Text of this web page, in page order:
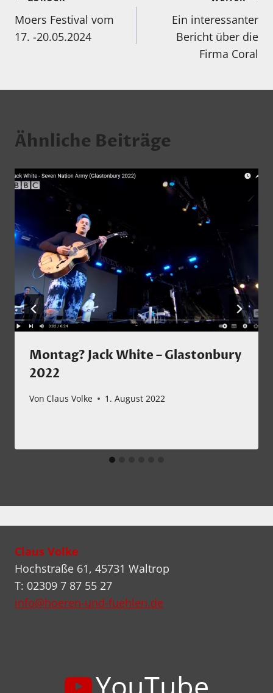
Moers Festival vom
17. -20.05.2024
Ein interessanter
Bericht über die
Firma Coral
Ähnliche Beiträge
Montag? Jack White – Glastonbury
2022
Von Claus Volke 1. August 2022
Claus Volke
Hochstraße 61, 45731 Waltrop
T: 02309 7 87 55 27
info@hoeren-und-fuehlen.de